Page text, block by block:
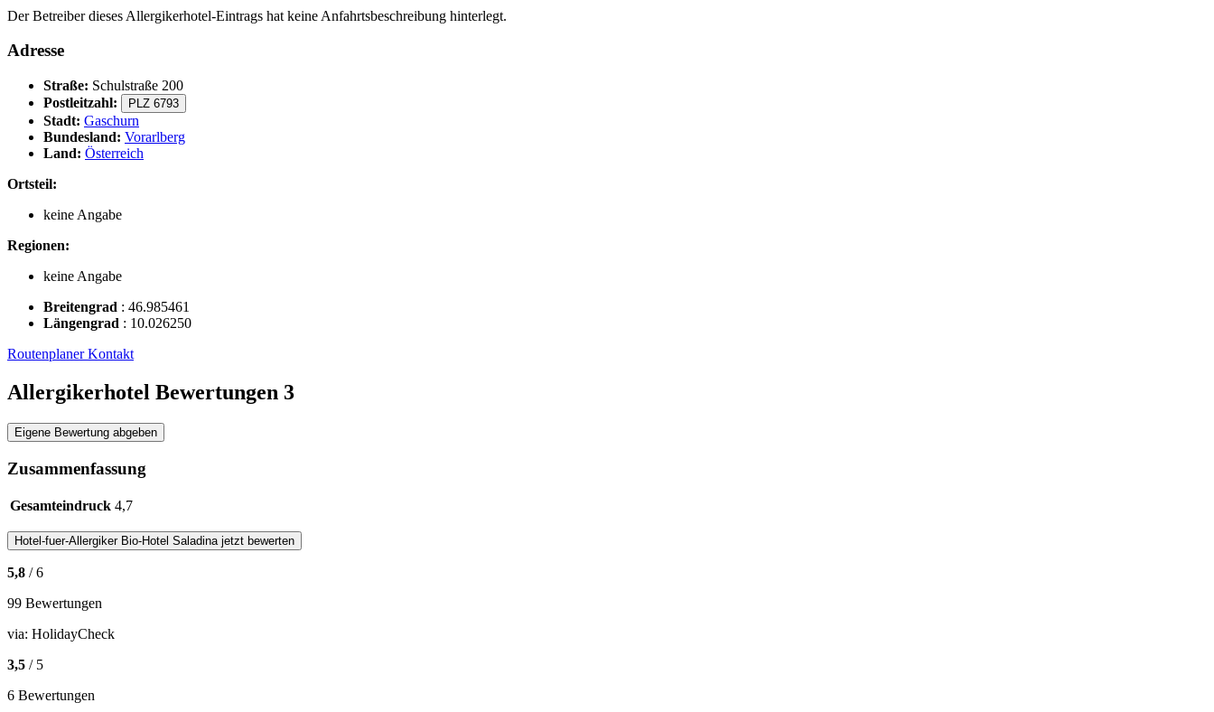
Der Betreiber dieses Allergikerhotel-Eintrags hat keine Anfahrtsbeschreibung hinterlegt.
Adresse
Straße: Schulstraße 200
Postleitzahl:
PLZ 6793
Stadt: Gaschurn
Bundesland: Vorarlberg
Land: Österreich
Ortsteil:
keine Angabe
Regionen:
keine Angabe
Breitengrad : 46.985461
Längengrad : 10.026250
RoutenplanerKontakt
Allergikerhotel Bewertungen 3
Eigene Bewertung abgeben
Zusammenfassung
Gesamteindruck 4,7
Hotel-fuer-Allergiker Bio-Hotel Saladinajetzt bewerten
5,8 / 6
99 Bewertungen
via: HolidayCheck
3,5 / 5
6 Bewertungen